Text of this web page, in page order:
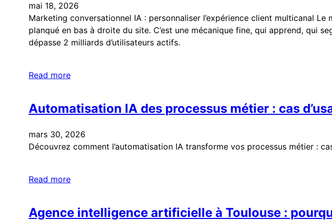
mai 18, 2026
Marketing conversationnel IA : personnaliser l’expérience client multicanal
planqué en bas à droite du site. C’est une mécanique fine, qui apprend, qui
dépasse 2 milliards d’utilisateurs actifs.
Read more
Automatisation IA des processus métier : cas
mars 30, 2026
Découvrez comment l’automatisation IA transforme vos processus métier :
Read more
Agence intelligence artificielle à Toulouse :